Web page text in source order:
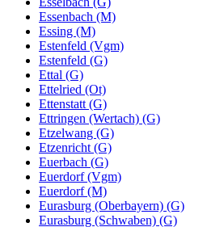
Essenbach (M)
Essing (M)
Estenfeld (Vgm)
Estenfeld (G)
Ettal (G)
Ettelried (Ot)
Ettenstatt (G)
Ettringen (Wertach) (G)
Etzelwang (G)
Etzenricht (G)
Euerbach (G)
Euerdorf (Vgm)
Euerdorf (M)
Eurasburg (Oberbayern) (G)
Eurasburg (Schwaben) (G)